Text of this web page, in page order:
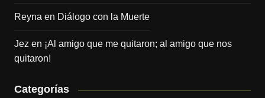
Reyna en Diálogo con la Muerte
Jez en ¡Al amigo que me quitaron; al amigo que nos
quitaron!
Categorías